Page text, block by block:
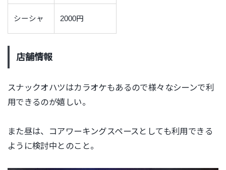
シーシャ 2000円
店舗情報
スナックオハツはカラオケもあるので様々なシーンで利
用できるのが嬉しい。
また昼は、コアワーキングスペースとしても利用できる
ように検討中とのこと。